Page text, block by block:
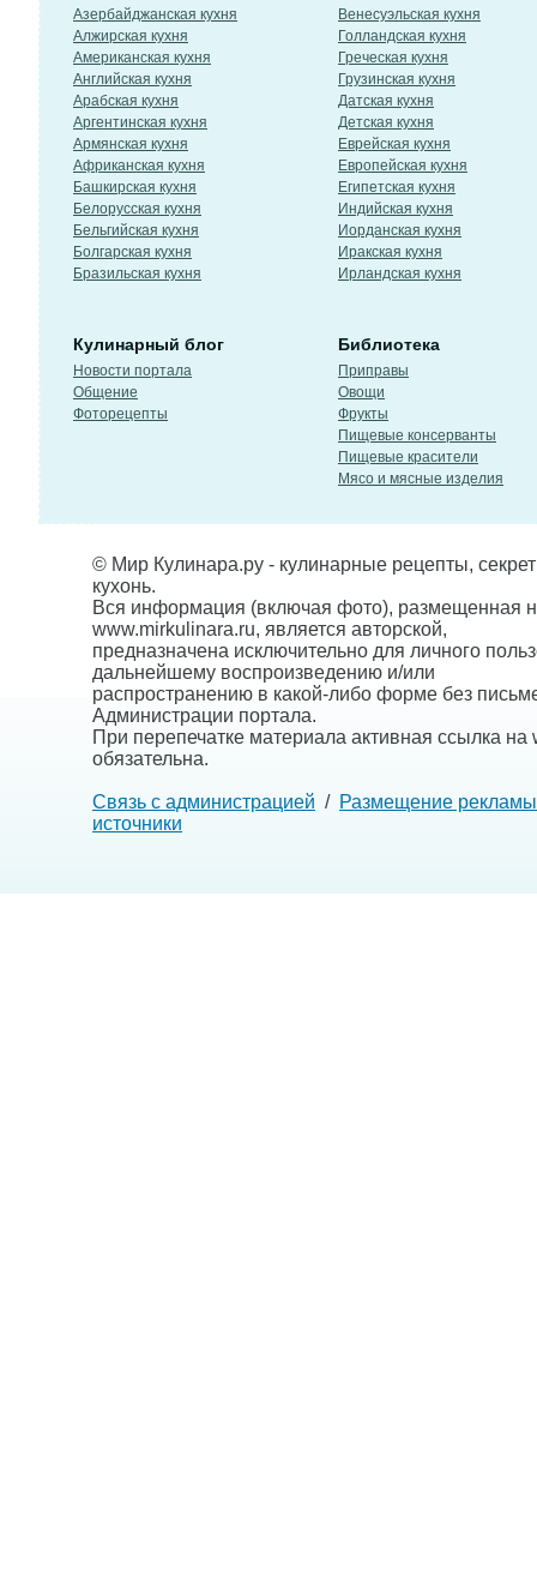
Азербайджанская кухня
Алжирская кухня
Американская кухня
Английская кухня
Арабская кухня
Аргентинская кухня
Армянская кухня
Африканская кухня
Башкирская кухня
Белорусская кухня
Бельгийская кухня
Болгарская кухня
Бразильская кухня
Венесуэльская кухня
Голландская кухня
Греческая кухня
Грузинская кухня
Датская кухня
Детская кухня
Еврейская кухня
Европейская кухня
Египетская кухня
Индийская кухня
Иорданская кухня
Иракская кухня
Ирландская кухня
Кулинарный блог
Новости портала
Общение
Фоторецепты
Библиотека
Приправы
Овощи
Фрукты
Пищевые консерванты
Пищевые красители
Мясо и мясные изделия
© Мир Кулинара.ру - кулинарные рецепты,
кухонь.
Вся информация (включая фото), размещенная
www.mirkulinara.ru, является авторской,
предназначена исключительно для личного
дальнейшему воспроизведению и/или
распространению в какой-либо форме без
Администрации портала.
При перепечатке материала активная ссылка на
обязательна.
Связь с администрацией / Размещение рекламы
источники